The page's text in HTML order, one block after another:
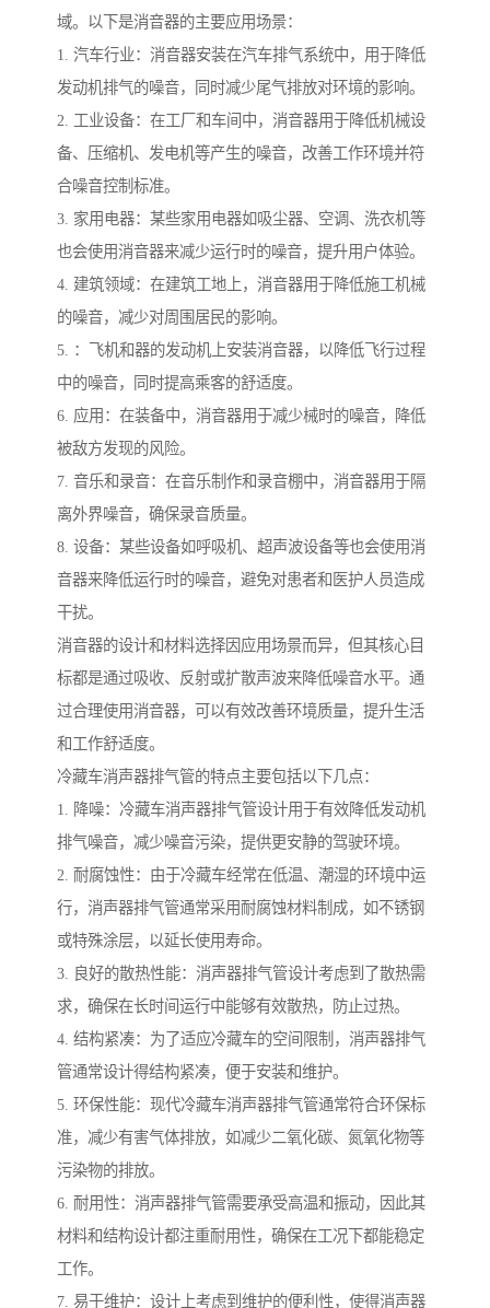
域。以下是消音器的主要应用场景：
1. 汽车行业：消音器安装在汽车排气系统中，用于降低
发动机排气的噪音，同时减少尾气排放对环境的影响。
2. 工业设备：在工厂和车间中，消音器用于降低机械设
备、压缩机、发电机等产生的噪音，改善工作环境并符
合噪音控制标准。
3. 家用电器：某些家用电器如吸尘器、空调、洗衣机等
也会使用消音器来减少运行时的噪音，提升用户体验。
4. 建筑领域：在建筑工地上，消音器用于降低施工机械
的噪音，减少对周围居民的影响。
5. ：飞机和器的发动机上安装消音器，以降低飞行过程
中的噪音，同时提高乘客的舒适度。
6. 应用：在装备中，消音器用于减少械时的噪音，降低
被敌方发现的风险。
7. 音乐和录音：在音乐制作和录音棚中，消音器用于隔
离外界噪音，确保录音质量。
8. 设备：某些设备如呼吸机、超声波设备等也会使用消
音器来降低运行时的噪音，避免对患者和医护人员造成
干扰。
消音器的设计和材料选择因应用场景而异，但其核心目
标都是通过吸收、反射或扩散声波来降低噪音水平。通
过合理使用消音器，可以有效改善环境质量，提升生活
和工作舒适度。
冷藏车消声器排气管的特点主要包括以下几点：
1. 降噪：冷藏车消声器排气管设计用于有效降低发动机
排气噪音，减少噪音污染，提供更安静的驾驶环境。
2. 耐腐蚀性：由于冷藏车经常在低温、潮湿的环境中运
行，消声器排气管通常采用耐腐蚀材料制成，如不锈钢
或特殊涂层，以延长使用寿命。
3. 良好的散热性能：消声器排气管设计考虑到了散热需
求，确保在长时间运行中能够有效散热，防止过热。
4. 结构紧凑：为了适应冷藏车的空间限制，消声器排气
管通常设计得结构紧凑，便于安装和维护。
5. 环保性能：现代冷藏车消声器排气管通常符合环保标
准，减少有害气体排放，如减少二氧化碳、氮氧化物等
污染物的排放。
6. 耐用性：消声器排气管需要承受高温和振动，因此其
材料和结构设计都注重耐用性，确保在工况下都能稳定
工作。
7. 易于维护：设计上考虑到维护的便利性，使得消声器